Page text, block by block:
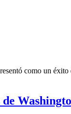
como un éxito